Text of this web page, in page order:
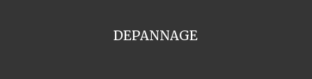
DEPANNAGE